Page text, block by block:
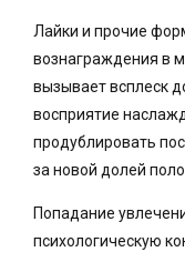
Лайки и прочие
вознаграждения в
вызывает всплеск
восприятие
продублировать
за новой долей
Попадание
психологическую